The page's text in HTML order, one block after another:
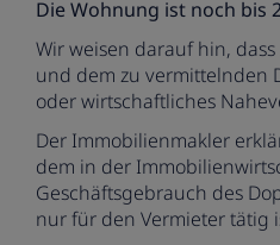
Die Wohnung ist noch bis
Wir weisen darauf hin,
und dem zu vermittelnden
oder wirtschaftliches
Der Immobilienmakler
dem in der
Geschäftsgebrauch des
nur für den Vermieter tätig